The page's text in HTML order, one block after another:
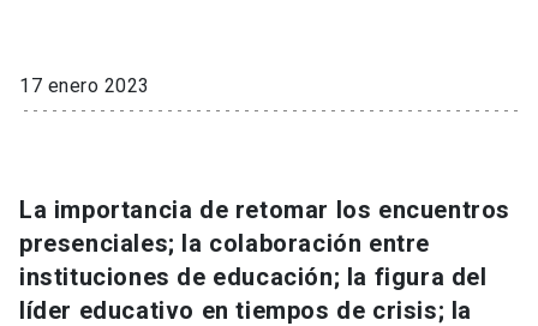
Información para keyboard_arrow_down
Futuros estudiantes
Go to english site launch
17 enero 2023
La importancia de retomar los encuentros
presenciales; la colaboración entre
instituciones de educación; la figura del
líder educativo en tiempos de crisis; la